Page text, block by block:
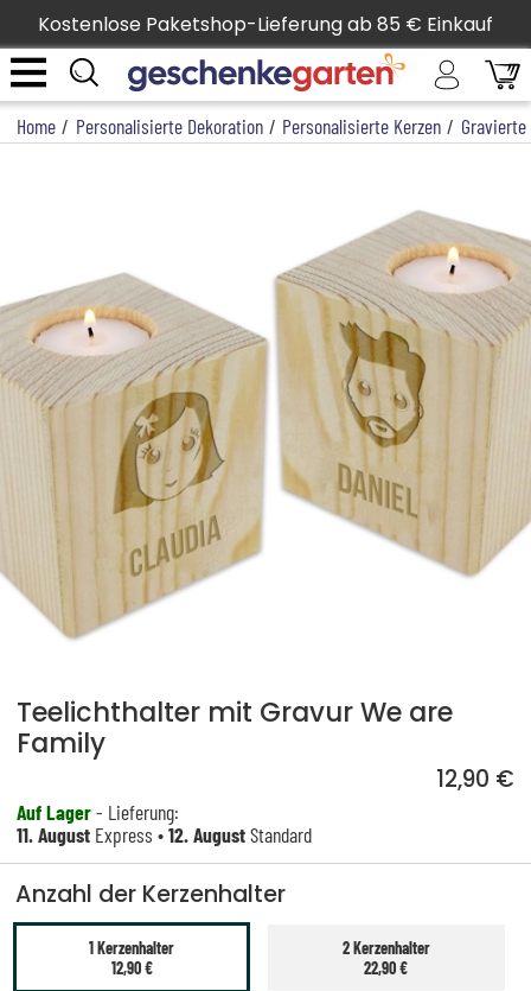
Kostenlose Paketshop-Lieferung ab 85 € Einkauf
Home / Personalisierte Dekoration / Personalisierte Kerzen /
Teelichthalter mit Gravur We are
Family
12,90 €
Auf Lager- Lieferung:
11. August Express •12. AugustStandard
Anzahl der Kerzenhalter
1 Kerzenhalter
12,90 €
2 Kerzenhalter
22,90 €